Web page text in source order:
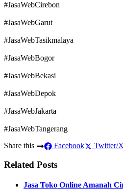
#JasaWebCirebon
#JasaWebGarut
#JasaWebTasikmalaya
#JasaWebBogor
#JasaWebBekasi
#JasaWebDepok
#JasaWebJakarta
#JasaWebTangerang
Share this
Facebook Twitter/X
Related Posts
Jasa Toko Online Amanah